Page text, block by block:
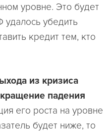
уровне. Это будет
убедить
кредит тем, кто
из кризиса
падения
его роста на уровне
будет ниже, то